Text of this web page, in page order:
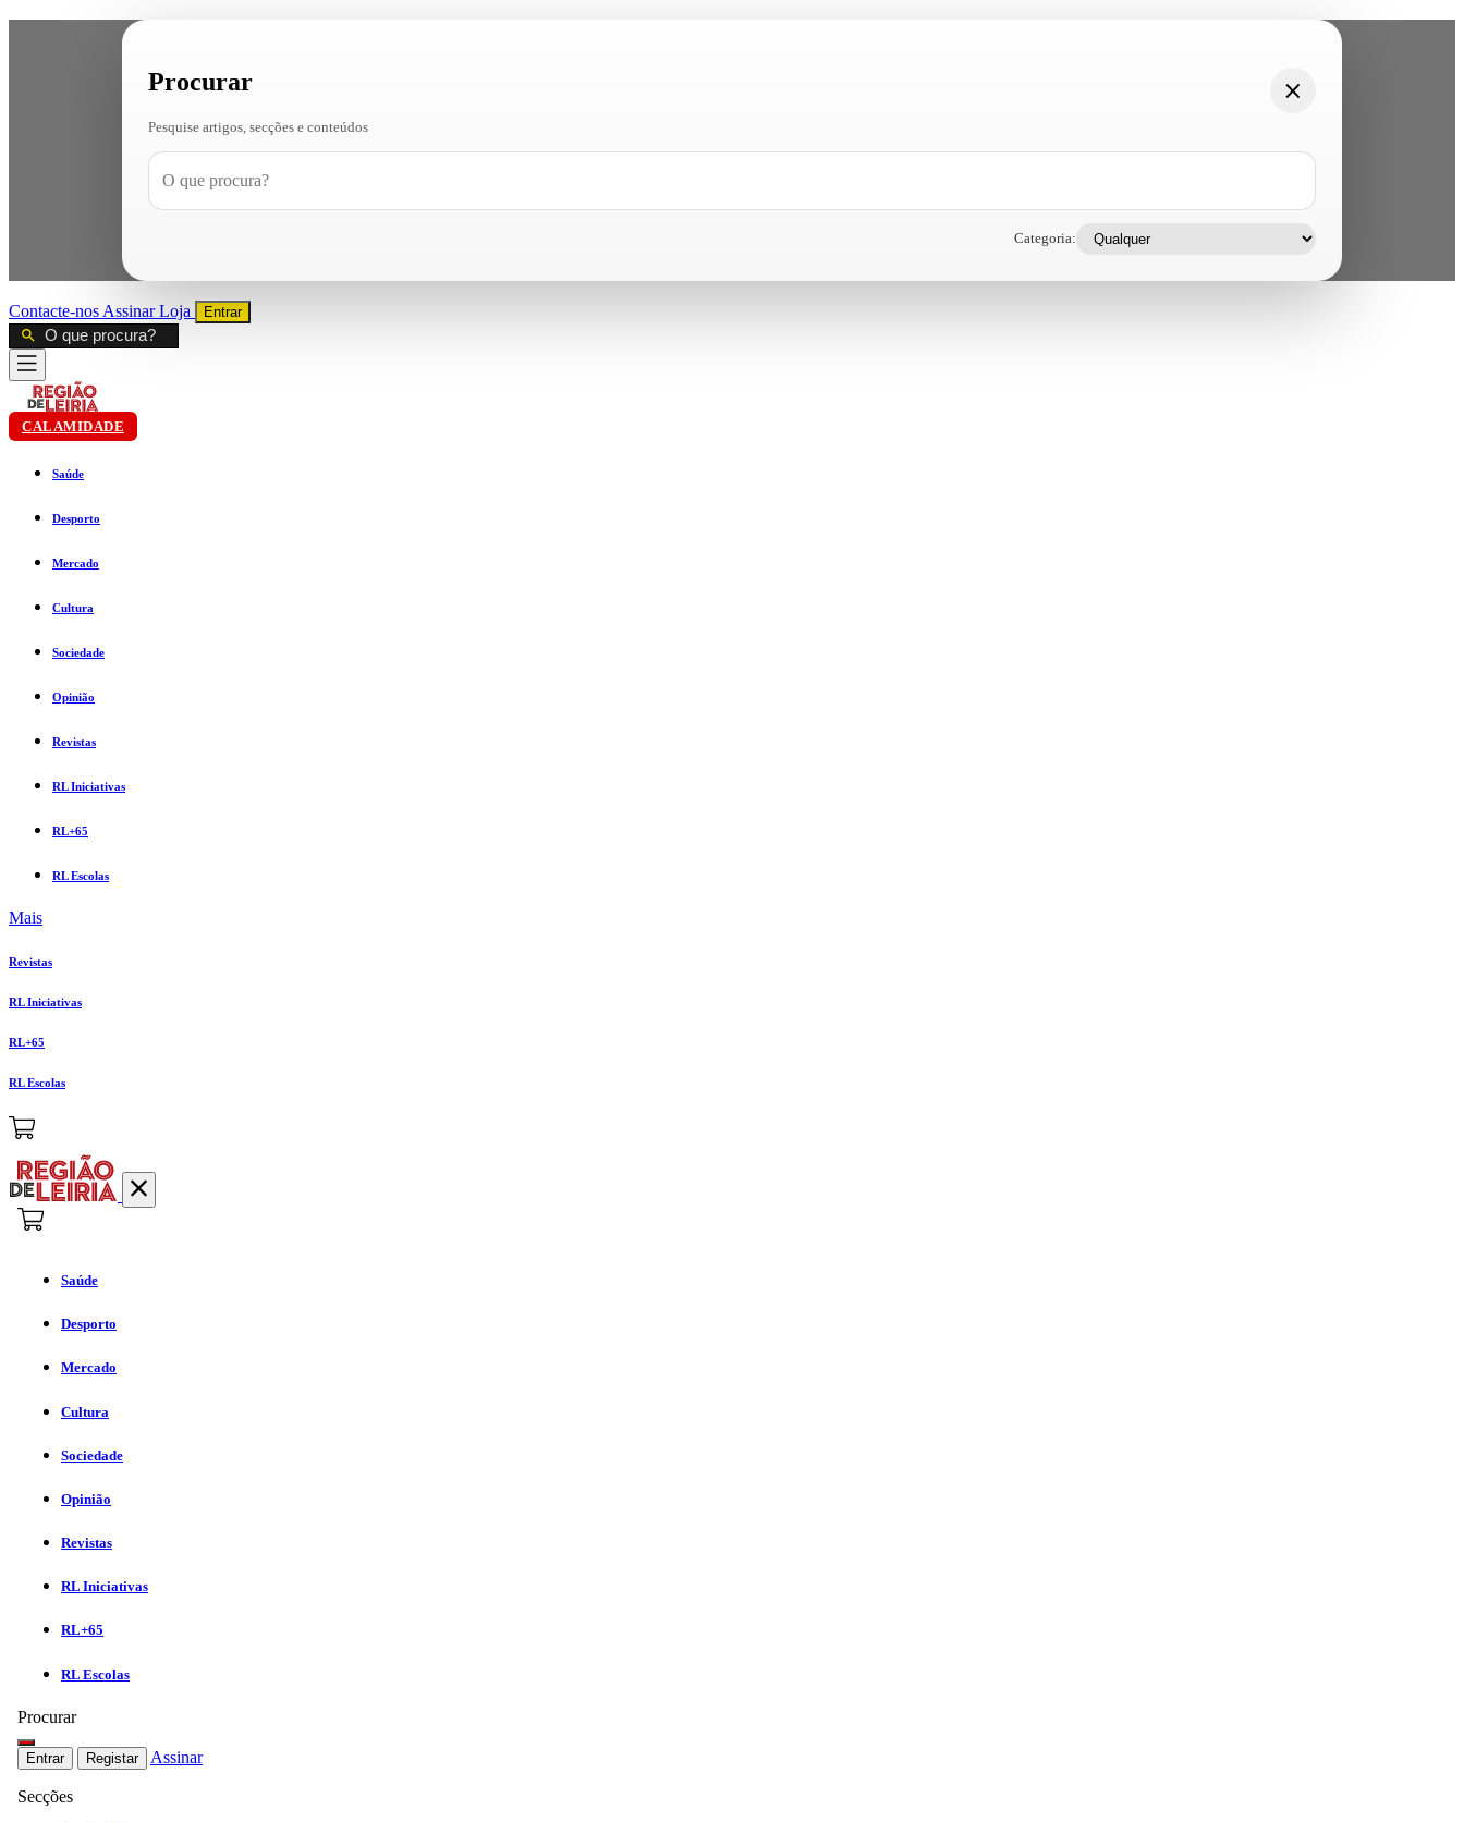
Procurar
Pesquise artigos, secções e conteúdos
Categoria:
Contacte-nos AssinarLoja Entrar
CALAMIDADE
Saúde
Desporto
Mercado
Cultura
Sociedade
Opinião
Revistas
RL Iniciativas
RL+65
RL Escolas
Mais
Revistas
RL Iniciativas
RL+65
RL Escolas
Saúde
Desporto
Mercado
Cultura
Sociedade
Opinião
Revistas
RL Iniciativas
RL+65
RL Escolas
Procurar
Entrar Registar Assinar
Secções